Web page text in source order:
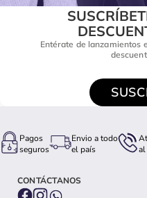
Entérate de lanzamientos
Pagos
seguros
Envio a todo
el país
CONTÁCTANOS